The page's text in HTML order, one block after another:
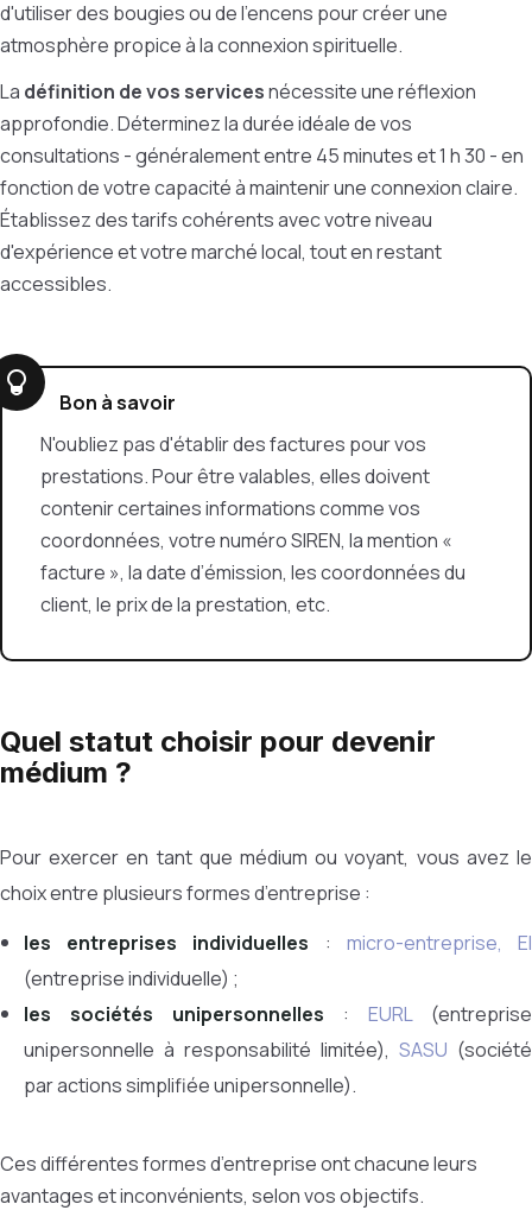
d'utiliser des bougies ou de l'encens pour créer une
atmosphère propice à la connexion spirituelle.
La définition de vos servicesnécessite une réflexion
approfondie. Déterminez la durée idéale de vos
consultations - généralement entre 45 minutes et 1 h 30 - en
fonction de votre capacité à maintenir une connexion claire.
Établissez des tarifs cohérents avec votre niveau
d'expérience et votre marché local, tout en restant
accessibles.
Bon à savoir
N'oubliez pas d'établir des factures pour vos
prestations. Pour être valables, elles doivent
contenir certaines informations comme vos
coordonnées, votre numéro SIREN, la mention «
facture », la date d’émission, les coordonnées du
client, le prix de la prestation, etc.
Quel statut choisir pour devenir
médium ?
Pour exercer en tant que médium ou voyant, vous avez le
choix entre plusieurs formes d’entreprise :
les entreprises individuelles : micro-entreprise,
EI
(entreprise individuelle) ;
les sociétés unipersonnelles : EURL(entreprise
unipersonnelle à responsabilité limitée), SASU (société
par actions simplifiée unipersonnelle).
Ces différentes formes d’entreprise ont chacune leurs
avantages et inconvénients, selon vos objectifs.